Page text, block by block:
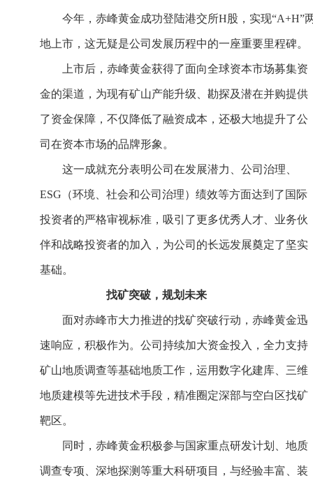
今年，赤峰黄金成功登陆港交所H股，实现“A+H”
地上市，这无疑是公司发展历程中的一座重要里程碑。
上市后，赤峰黄金获得了面向全球资本市场募集资
金的渠道，为现有矿山产能升级、勘探及潜在并购提供
了资金保障，不仅降低了融资成本，还极大地提升了公
司在资本市场的品牌形象。
这一成就充分表明公司在发展潜力、公司治理、
ESG（环境、社会和公司治理）绩效等方面达到了国际
投资者的严格审视标准，吸引了更多优秀人才、业务伙
伴和战略投资者的加入，为公司的长远发展奠定了坚实
基础。
找矿突破，规划未来
面对赤峰市大力推进的找矿突破行动，赤峰黄金迅
速响应，积极作为。公司持续加大资金投入，全力支持
矿山地质调查等基础地质工作，运用数字化建库、三维
地质建模等先进技术手段，精准圈定深部与空白区找矿
靶区。
同时，赤峰黄金积极参与国家重点研发计划、地质
调查专项、深地探测等重大科研项目，与经验丰富、装